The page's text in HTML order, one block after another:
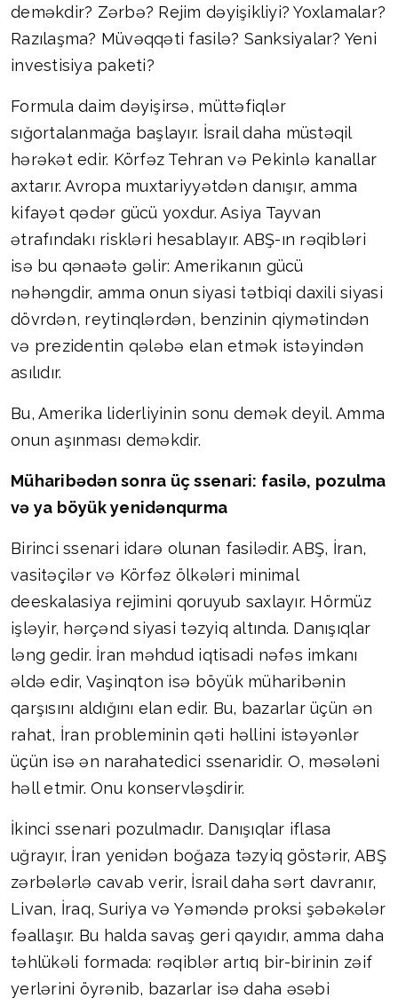
deməkdir? Zərbə? Rejim dəyişikliyi? Yoxlamalar?
Razılaşma? Müvəqqəti fasilə? Sanksiyalar? Yeni
investisiya paketi?
Formula daim dəyişirsə, müttəfiqlər
sığortalanmağa başlayır. İsrail daha müstəqil
hərəkət edir. Körfəz Tehran və Pekinlə kanallar
axtarır. Avropa muxtariyyətdən danışır, amma
kifayət qədər gücü yoxdur. Asiya Tayvan
ətrafındakı riskləri hesablayır. ABŞ-ın rəqibləri
isə bu qənaətə gəlir: Amerikanın gücü
nəhəngdir, amma onun siyasi tətbiqi daxili siyasi
dövrdən, reytinqlərdən, benzinin qiymətindən
və prezidentin qələbə elan etmək istəyindən
asılıdır.
Bu, Amerika liderliyinin sonu demək deyil. Amma
onun aşınması deməkdir.
Müharibədən sonra üç ssenari: fasilə, pozulma
və ya böyük yenidənqurma
Birinci ssenari idarə olunan fasilədir. ABŞ, İran,
vasitəçilər və Körfəz ölkələri minimal
deeskalasiya rejimini qoruyub saxlayır. Hörmüz
işləyir, hərçənd siyasi təzyiq altında. Danışıqlar
ləng gedir. İran məhdud iqtisadi nəfəs imkanı
əldə edir, Vaşinqton isə böyük müharibənin
qarşısını aldığını elan edir. Bu, bazarlar üçün ən
rahat, İran probleminin qəti həllini istəyənlər
üçün isə ən narahatedici ssenaridir. O, məsələni
həll etmir. Onu konservləşdirir.
İkinci ssenari pozulmadır. Danışıqlar iflasa
uğrayır, İran yenidən boğaza təzyiq göstərir, ABŞ
zərbələrlə cavab verir, İsrail daha sərt davranır,
Livan, İraq, Suriya və Yəməndə proksi şəbəkələr
fəallaşır. Bu halda savaş geri qayıdır, amma daha
təhlükəli formada: rəqiblər artıq bir-birinin zəif
yerlərini öyrənib, bazarlar isə daha əsəbi